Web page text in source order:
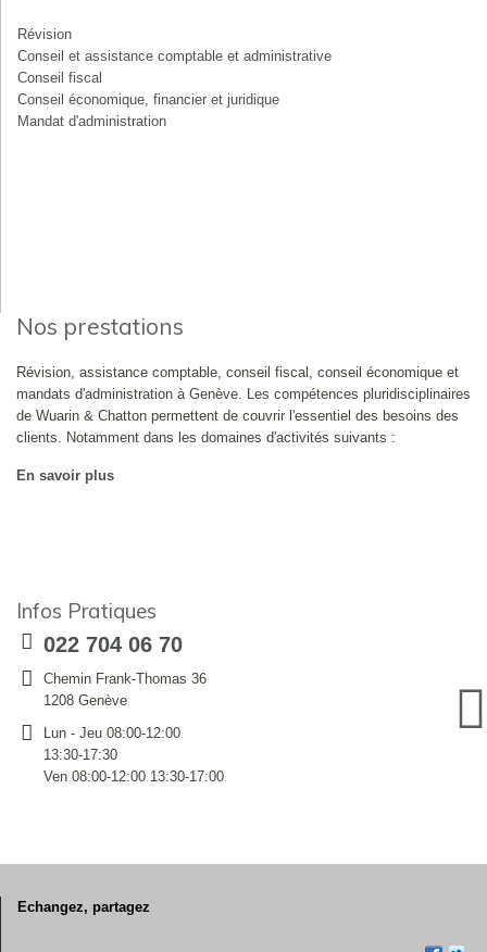
Révision
Conseil et assistance comptable et administrative
Conseil fiscal
Conseil économique, financier et juridique
Mandat d'administration
Nos prestations
Révision, assistance comptable, conseil fiscal, conseil économique et
mandats d'administration à Genève. Les compétences pluridisciplinaires
de Wuarin & Chatton permettent de couvrir l'essentiel des besoins des
clients. Notamment dans les domaines d'activités suivants :
En savoir plus
Infos Pratiques
022 704 06 70
Chemin Frank-Thomas 36
1208 Genève
Lun - Jeu 08:00-12:00
13:30-17:30
Ven 08:00-12:00 13:30-17:00
Echangez, partagez